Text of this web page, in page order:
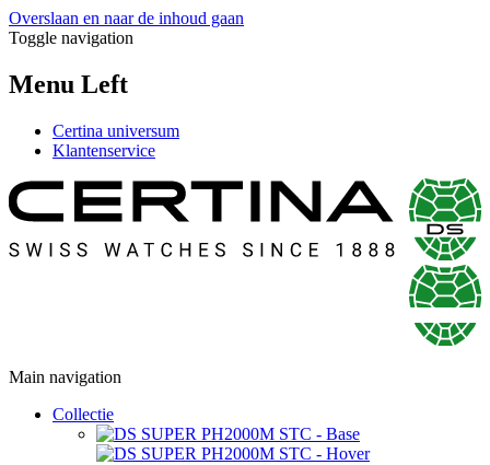
Overslaan en naar de inhoud gaan
Toggle navigation
Menu Left
Certina universum
Klantenservice
Main navigation
Collectie